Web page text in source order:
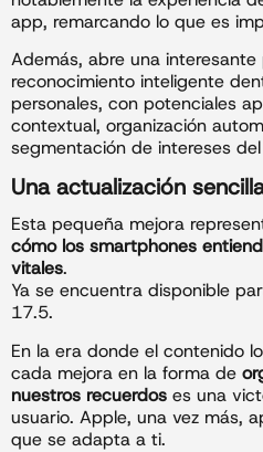
app, remarcando lo que es
Además, abre una
reconocimiento inteligente
personales, con potenciales
contextual, organización
segmentación de intereses
Una actualización
Esta pequeña mejora
cómo los smartphones
vitales.
Ya se encuentra disponible
17.5.
En la era donde el contenido
cada mejora en la forma de
nuestros recuerdos es una
usuario. Apple, una vez más,
que se adapta a ti.